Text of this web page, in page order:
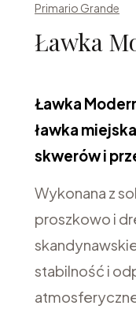
Primario Grande
Ławka
Ławka
ławka
skwerów i
Wykonana z
proszkowo i
stabilność i